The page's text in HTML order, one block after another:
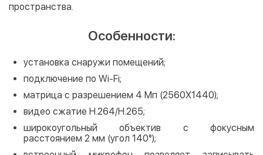
пространства.
Особенности:
установка снаружи помещений;
подключение по Wi-Fi;
матрица с разрешением 4 Мп (2560X1440);
видео сжатие H.264/H.265;
широкоугольный объектив с фокусным
расстоянием 2 мм (угол 140°);